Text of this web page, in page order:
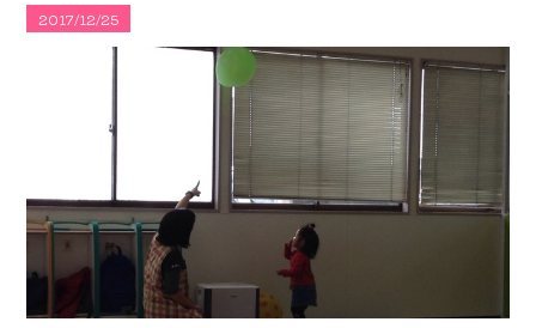
2017/12/25